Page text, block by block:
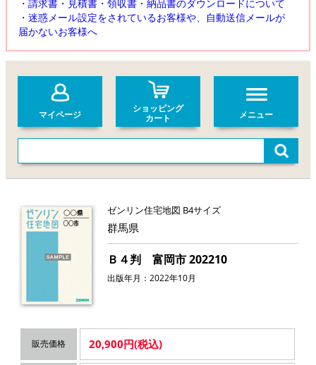
・請求書・見積書・領収書・納品書のダウンロードについて
・迷惑メール設定をされているお客様や、自動送信メールが
届かないお客様へ
マイページ
ショッピング
カート
メニュー
ゼンリン住宅地図 B4サイズ
群馬県
Ｂ４判 富岡市 202210
出版年月：2022年10月
販売価格 20,900円(税込)